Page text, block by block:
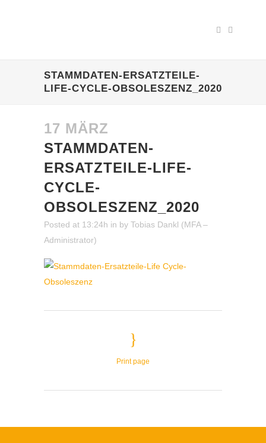
STAMMDATEN-ERSATZTEILE-
LIFE-CYCLE-OBSOLESZENZ_2020
17 MÄRZ
STAMMDATEN-
ERSATZTEILE-LIFE-
CYCLE-
OBSOLESZENZ_2020
Posted at 13:24h in by Tobias Dankl (MFA –
Administrator)
Print page